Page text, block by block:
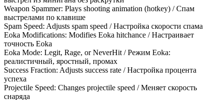
Weapon Spammer: Plays shooting animation (hotkey) / Спам
выстрелами по клавише
Spam Speed: Adjusts spam speed / Настройка скорости спама
Eoka Modifications: Modifies Eoka hitchance / Настраивает
точность Eoka
Eoka Mode: Legit, Rage, or NeverHit / Режим Eoka:
реалистичный, яростный, промах
Success Fraction: Adjusts success rate / Настройка процента
успеха
Projectile Speed: Changes projectile speed / Меняет скорость
снаряда